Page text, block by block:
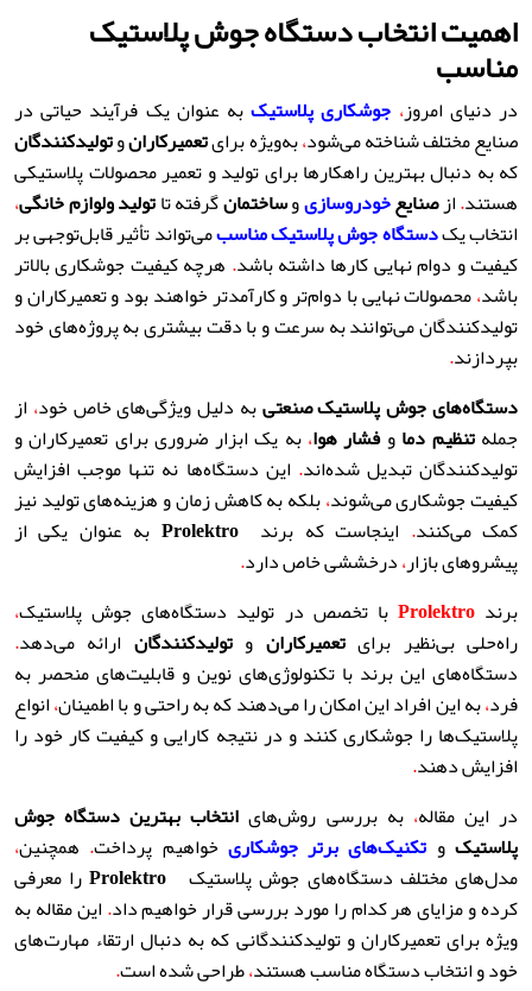
اهمیت انتخاب دستگاه جوش پلاستیک
مناسب
در دنیای امروز، جوشکاری پلاستیکبه عنوان یک فرآیند حیاتی در
صنایع مختلف شناخته می‌شود،به‌ویژه برایتعمیرکارانوتولیدکنندگان
که به دنبال بهترین راهکارها برای تولید و تعمیر محصولات پلاستیکی
هستند.ازصنایعخودروسازیوساختمانگرفته تاتولیدولوازم خانگی،
انتخاب یکدستگاه جوش پلاستیک مناسبمی‌تواند تأثیر قابل‌توجهی بر
کیفیت و دوام نهایی کارها داشته باشد. هرچه کیفیت جوشکاری بالاتر
باشد،محصولات نهایی با دوام‌تر و کارآمدتر خواهند بود و تعمیرکاران و
تولیدکنندگان می‌توانند به سرعت و با دقت بیشتری به پروژه‌های خود
بپردازند.
دستگاه‌های جوش پلاستیک صنعتیبه دلیل ویژگی‌های خاص خود، از
جملهتنظیم دماوفشار هوا،به یک ابزار ضروری برای تعمیرکاران و
تولیدکنندگان تبدیل شده‌اند. این دستگاه‌ها نه تنها موجب افزایش
کیفیت جوشکاری می‌شوند،بلکه به کاهش زمان و هزینه‌های تولید نیز
کمک می‌کنند. اینجاست که برندProlektro به عنوان یکی از
پیشروهای بازار،درخششی خاص دارد.
برندProlektro با تخصص در تولید دستگاه‌های جوش پلاستیک،
راه‌حلی بی‌نظیر برایتعمیرکاران وتولیدکنندگان ارائه می‌دهد.
دستگاه‌های این برند با تکنولوژی‌های نوین و قابلیت‌های منحصر به
فرد،به این افراد این امکان را می‌دهند که به راحتی و با اطمینان،انواع
پلاستیک‌ها را جوشکاری کنند و در نتیجه کارایی و کیفیت کار خود را
افزایش دهند.
در این مقاله، به بررسی روش‌های انتخاب بهترین دستگاه جوش
پلاستیکو تکنیک‌های برتر جوشکاری خواهیم پرداخت. همچنین،
مدل‌های مختلف دستگاه‌های جوش پلاستیک Prolektroرا معرفی
کرده و مزایای هر کدام را مورد بررسی قرار خواهیم داد.این مقاله به
ویژه برای تعمیرکاران و تولیدکنندگانی که به دنبال ارتقاء مهارت‌های
خود و انتخاب دستگاه مناسب هستند،طراحی شده است.